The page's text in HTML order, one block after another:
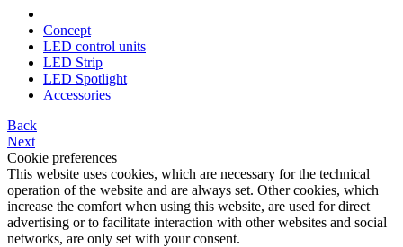
Concept
LED control units
LED Strip
LED Spotlight
Accessories
Back
Next
Cookie preferences
This website uses cookies, which are necessary for the technical
operation of the website and are always set. Other cookies, which
increase the comfort when using this website, are used for direct
advertising or to facilitate interaction with other websites and social
networks, are only set with your consent.